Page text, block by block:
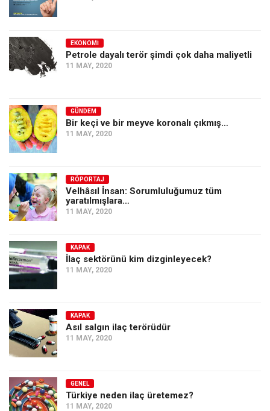
EKONOMI
Petrole dayalı terör şimdi çok daha maliyetli
11 MAY, 2020
GÜNDEM
Bir keçi ve bir meyve koronalı çıkmış…
11 MAY, 2020
RÖPORTAJ
Velhâsıl İnsan: Sorumluluğumuz tüm
yaratılmışlara…
11 MAY, 2020
KAPAK
İlaç sektörünü kim dizginleyecek?
11 MAY, 2020
KAPAK
Asıl salgın ilaç terörüdür
11 MAY, 2020
GENEL
Türkiye neden ilaç üretemez?
11 MAY, 2020